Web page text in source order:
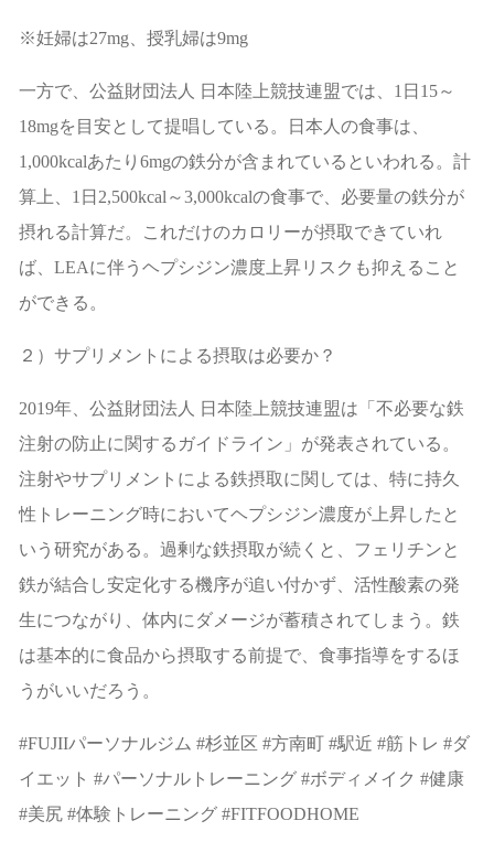
※妊婦は27mg、授乳婦は9mg
一方で、公益財団法人 日本陸上競技連盟では、 1 日 15～
18mgを目安として提唱している。日本人の食事は、
1,000kcalあたり 6mgの鉄分が含まれているといわれる。計
算上、 1 日 2,500kcal～3,000kcalの食事で、必要量の鉄分が
摂れる計算だ。これだけのカロリーが摂取できていれ
ば、 LEAに伴うヘプシジン濃度上昇リスクも抑えること
ができる。
２）サプリメントによる摂取は必要か？
2019年、公益財団法人 日本陸上競技連盟は「不必要な鉄
注射の防止に関するガイドライン」が発表されている。
注射やサプリメントによる鉄摂取に関しては、特に持久
性トレーニング時においてヘプシジン濃度が上昇したと
いう研究がある。過剰な鉄摂取が続くと、フェリチンと
鉄が結合し安定化する機序が追い付かず、活性酸素の発
生につながり、体内にダメージが蓄積されてしまう。鉄
は基本的に食品から摂取する前提で、食事指導をするほ
うがいいだろう。
#FUJIIパーソナルジム #杉並区 #方南町 #駅近 #筋トレ #ダ
イエット #パーソナルトレーニング#ボディメイク #健康
#美尻#体験トレーニング#FITFOODHOME